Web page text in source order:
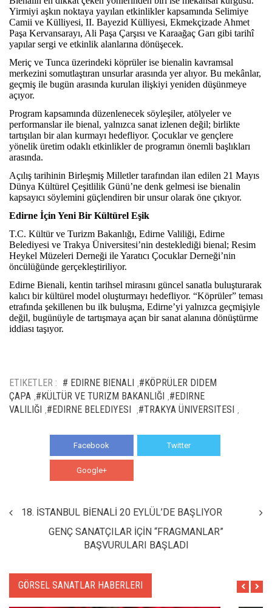
Yirmiyi aşkın noktaya yayılan etkinlikler kapsamında Selimiye
Camii ve Külliyesi, II. Bayezid Külliyesi, Ekmekçizade Ahmet
Paşa Kervansarayı, Ali Paşa Çarşısı ve Karaağaç Garı gibi tarihî
yapılar sergi ve etkinlik alanlarına dönüşecek.
Meriç ve Tunca üzerindeki köprüler ise bienalin kavramsal
merkezini somutlaştıran unsurlar arasında yer alıyor. Bu mekânlar,
geçmiş ile bugün arasında kurulan ilişkiyi yeniden düşünmeye
açıyor.
Program kapsamında düzenlenecek söyleşiler, atölyeler ve
performanslar ile bienal, yalnızca sanat izlenen değil; birlikte
tartışılan bir alan kurmayı hedefliyor. Çocuklar ve gençlere
yönelik üretim odaklı etkinlikler de programın önemli başlıkları
arasında.
Açılış tarihinin Birleşmiş Milletler tarafından ilan edilen 21 Mayıs
Dünya Kültürel Çeşitlilik Günü’ne denk gelmesi ise bienalin
kapsayıcı söylemini güçlendiren bir unsur olarak öne çıkıyor.
Edirne İçin Yeni Bir Kültürel Eşik
T.C. Kültür ve Turizm Bakanlığı, Edirne Valiliği, Edirne
Belediyesi ve Trakya Üniversitesi’nin desteklediği bienal; Resim
Heykel Müzeleri Derneği ile Yaratıcı Çocuklar Derneği’nin
öncülüğünde gerçekleştiriliyor.
Edirne Bienali, kentin tarihsel mirasını güncel sanatla buluşturarak
kalıcı bir kültürel model oluşturmayı hedefliyor. “Köprüler” teması
etrafında şekillenen bu ilk buluşma, Edirne’yi yalnızca geçmişiyle
değil, bugünüyle de tartışmaya açan bir sanat alanına dönüştürme
iddiası taşıyor.
ETIKETLER : # EDIRNE BIENALI #KÖPRÜLER DIDEM
ÇAPA #KÜLTÜR VE TURIZM BAKANLIĞI #EDIRNE
VALILIĞI #EDIRNE BELEDIYESI #TRAKYA ÜNIVERSITESI
Facebook Twitter
Google+
18. İSTANBUL BİENALİ 20 EYLÜL’DE BAŞLIYOR
GENÇ SANATÇILAR İÇİN “FRAGMANLAR”
BAŞVURULARI BAŞLADI
GÖRSEL SANATLAR HABERLERI